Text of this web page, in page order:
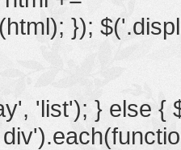
});
'list'); } else {